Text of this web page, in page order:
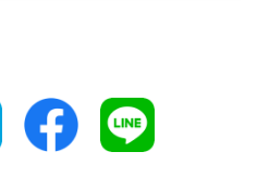
三重県